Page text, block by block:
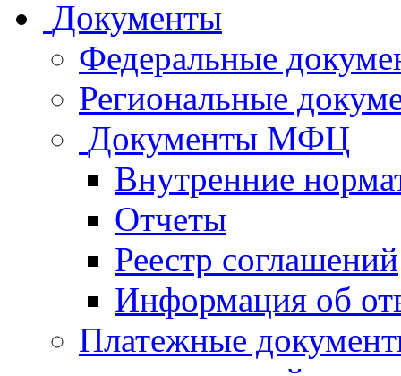
Документы
Федеральные
Региональные
Документы МФЦ
Внутренние
Отчеты
Реестр соглашений
Информация об
Платежные